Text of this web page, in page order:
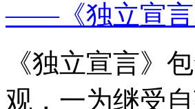
——《独立宣言
《独立宣言》
观，一为继受